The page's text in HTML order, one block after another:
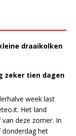
draaikolken
zeker tien dagen
week last
Het land
deze zomer. In
donderdag het